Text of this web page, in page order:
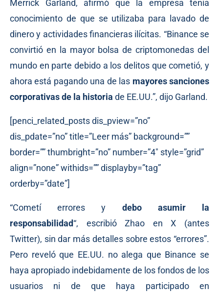
Merrick Garland, afirmó que la empresa tenía
conocimiento de que se utilizaba para lavado de
dinero y actividades financieras ilícitas. “Binance se
convirtió en la mayor bolsa de criptomonedas del
mundo en parte debido a los delitos que cometió, y
ahora está pagando una de las mayores sanciones
corporativas de la historia de EE.UU.”, dijo Garland.
[penci_related_posts dis_pview=”no”
dis_pdate=”no” title=”Leer más” background=””
border=”” thumbright=”no” number=”4″ style=”grid”
align=”none” withids=”” displayby=”tag”
orderby=”date”]
“Cometí errores y debo asumir la
responsabilidad“, escribióZhao en X (antes
Twitter), sin dar más detalles sobre estos “errores”.
Pero reveló que EE.UU. no alega que Binance se
haya apropiado indebidamente de los fondos de los
usuarios ni de que haya participado en